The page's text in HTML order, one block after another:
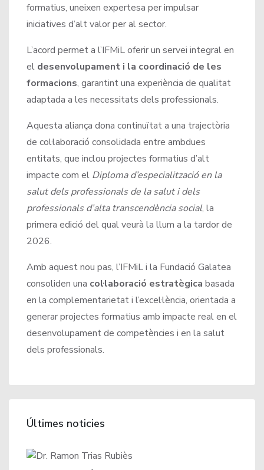
formatius, uneixen expertesa per impulsar
iniciatives d’alt valor per al sector.
L’acord permet a l’IFMiL oferir un servei integral en
el desenvolupament i la coordinació de les
formacions, garantint una experiència de qualitat
adaptada a les necessitats dels professionals.
Aquesta aliança dona continuïtat a una trajectòria
de col·laboració consolidada entre ambdues
entitats, que inclou projectes formatius d’alt
impacte com el Diploma d’especialització en la
salut dels professionals de la salut i dels
professionals d’alta transcendència social, la
primera edició del qual veurà la llum a la tardor de
2026.
Amb aquest nou pas, l’IFMiL i la Fundació Galatea
consoliden una col·laboració estratègica basada
en la complementarietat i l’excel·lència, orientada a
generar projectes formatius amb impacte real en el
desenvolupament de competències i en la salut
dels professionals.
Últimes noticies